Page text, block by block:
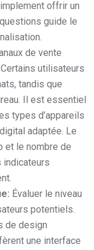
offrir un
guide le
de vente
utilisateurs
tandis que
Il est essentiel
types d’appareils
adaptée. Le
et le nombre de
Évaluer le niveau
potentiels.
de design
une interface